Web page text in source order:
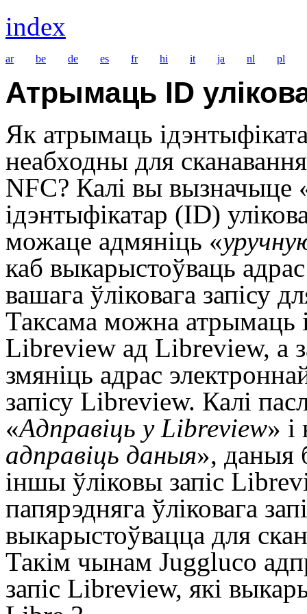
index
ar be de es fr hi it ja nl pl
Атрымаць ID
Як атрымаць
неабходны для
NFC? Калі вы вызначыце
ідэнтыфікатар (ID)
можаце адмяніць «
каб выкарыстоўваць
вашага ўліковага запісу
Таксама можна атрымаць
Libreview ад Libreview, а
змяніць адрас
запісу Libreview. Калі
«Адправіць у Libreview» і
адправіць даныя», даныя
іншы ўліковы запіс
папярэдняга ўліковага
выкарыстоўвацца для
Такім чынам Juggluco
запіс Libreview, які